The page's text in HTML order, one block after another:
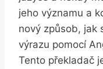
jeho významu a
nový způsob, jak
výrazu pomocí
Tento překladač